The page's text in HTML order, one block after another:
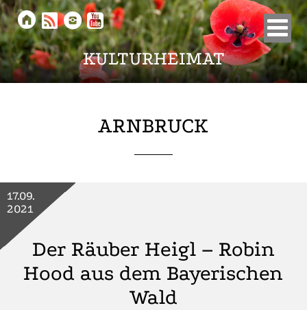
KULTURHEIMAT
    
ARNBRUCK
Der Räuber Heigl – Robin
Hood aus dem Bayerischen
Wald
17.09.
2021